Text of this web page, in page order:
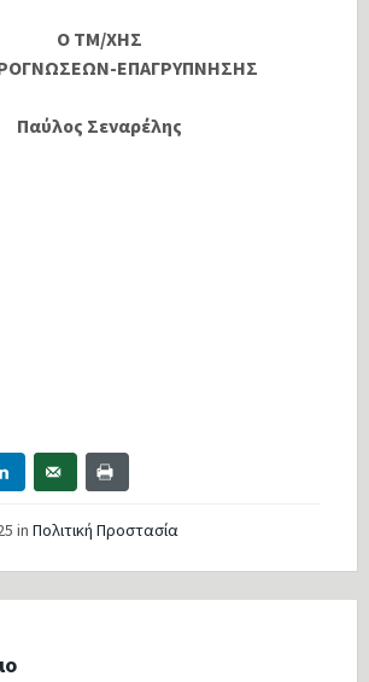
Ο ΤΜ/ΧΗΣ
ΕΠΑΓΡΥΠΝΗΣΗΣ
Παύλος Σεναρέλης
in Πολιτική Προστασία